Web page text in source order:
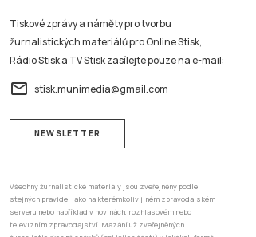
Tiskové zprávy a náměty pro tvorbu
žurnalistických materiálů pro Online Stisk,
Rádio Stisk a TV Stisk zasílejte pouze na e-mail:
email stisk.munimedia@gmail.com
NEWSLETTER
Všechny žurnalistické materiály jsou zveřejněny podle
stejných pravidel jako na kterémkoliv jiném zpravodajském
serveru nebo například v novinách, rozhlasovém nebo
televizním zpravodajství. Mazání už zveřejněných